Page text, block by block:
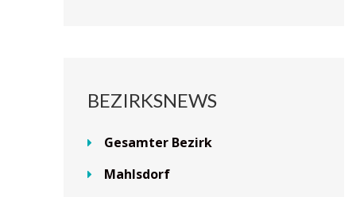
BEZIRKSNEWS
Gesamter Bezirk
Mahlsdorf